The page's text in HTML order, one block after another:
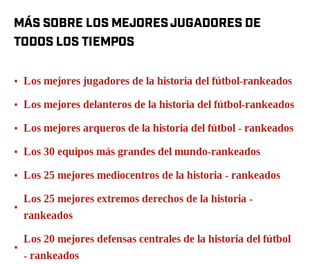
MÁS SOBRE LOS MEJORES JUGADORES DE
TODOS LOS TIEMPOS
• Los mejores jugadores de la historia del fútbol-rankeados
• Los mejores delanteros de la historia del fútbol-rankeados
• Los mejores arqueros de la historia del fútbol - rankeados
• Los 30 equipos más grandes del mundo-rankeados
• Los 25 mejores mediocentros de la historia - rankeados
•
Los 25 mejores extremos derechos de la historia -
rankeados
•
Los 20 mejores defensas centrales de la historia del fútbol
- rankeados